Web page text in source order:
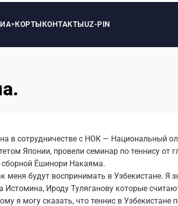
КОРТЫКОНТАКТЫUZ-PIN
в сотрудничестве с НОК — Национальный
Японии, провели семинар по теннису от
Ёшинори Накаяма.
меня будут воспринимать в Узбекистане. Я
Истомина, Ироду Туляганову которые
я могу сказать, что теннис в Узбекистане